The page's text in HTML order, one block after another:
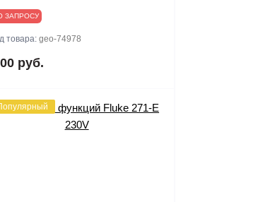
ЗАПРОСУ
товара:geo-74978
руб.